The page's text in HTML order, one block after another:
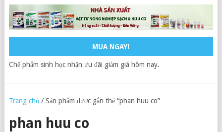
MUA NGAY!
Chế phẩm sinh học nhận ưu đãi giảm giá hôm nay.
Trang chủ / Sản phẩm được gắn thẻ “phan huu co”
phan huu co